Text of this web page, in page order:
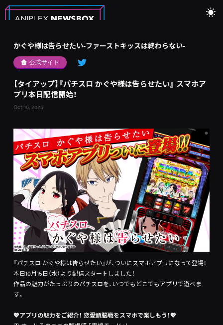
かぐや様は告らせたい-ファーストキッスは終わらない-
公式サイト
【タイアップ】『パチスロ かぐや様は告らせたい』 スマホア
プリ本日配信開始！
Oct 15, 2025
『パチスロ かぐや様は告らせたい』が、ついにスマホアプリになって登場！
本日10月15日（水）より配信スタートしました！
作品の魅力がたっぷりのパチスロを、いつでもどこでもアプリで遊べま
す。
💖アプリの魅力をご紹介！ 恋愛頭脳戦をスマホで楽しもう！💖